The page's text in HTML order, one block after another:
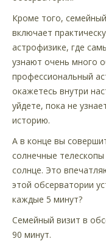
Кроме того,
включает
астрофизике, где
узнают очень много
профессиональный
окажетесь внутри
уйдете, пока не
историю.
А в конце вы
солнечные
солнце. Это
этой обсерватории
каждые 5 минут?
Семейный визит в
90 минут.